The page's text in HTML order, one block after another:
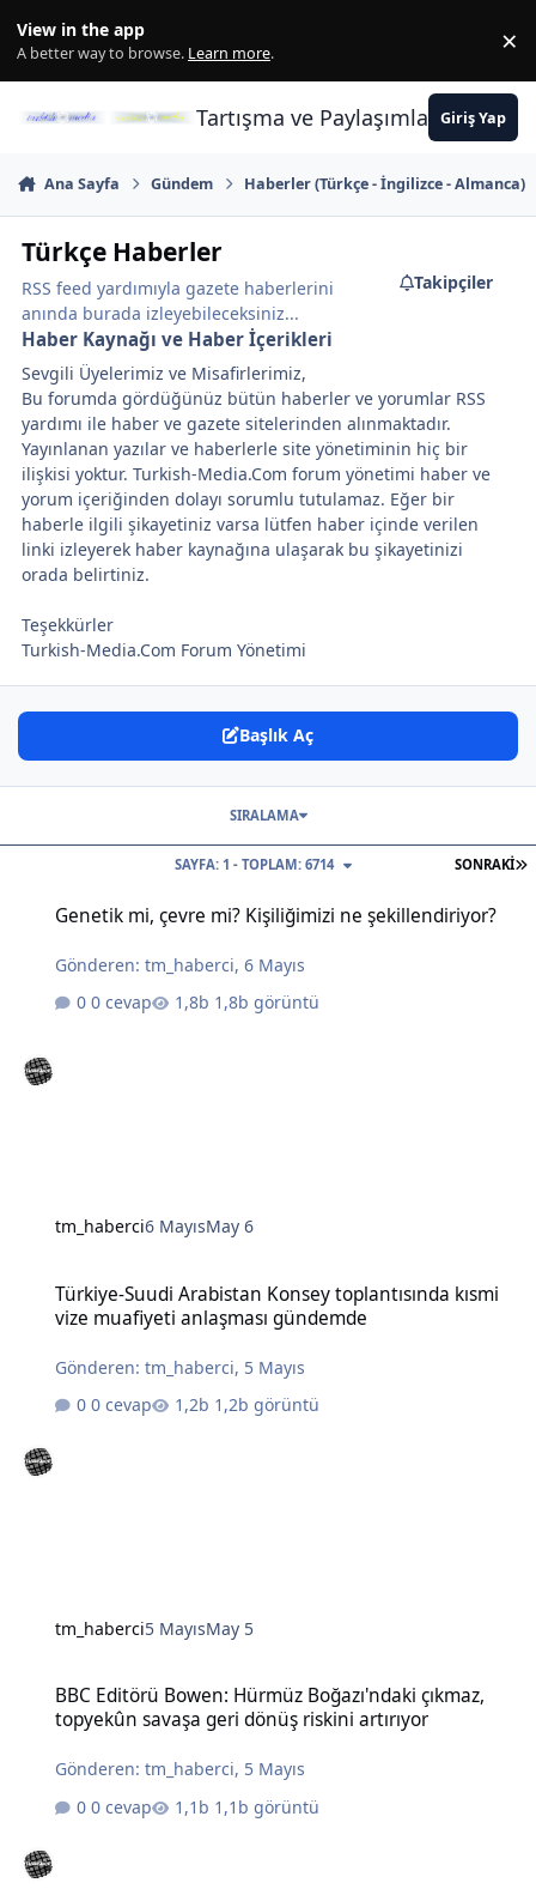
View in the app
A better way to browse. Learn more. ×
Tartışma ve PaylaşımlarınGiriş Yap
Ana Sayfa Gündem Haberler (Türkçe - İngilizce - Almanca)
Türkçe Haberler
RSS feed yardımıyla gazete haberlerini
anında burada izleyebileceksiniz...
Takipçiler
Haber Kaynağı ve Haber İçerikleri
Sevgili Üyelerimiz ve Misafirlerimiz,
Bu forumda gördüğünüz bütün haberler ve yorumlar RSS
yardımı ile haber ve gazete sitelerinden alınmaktadır.
Yayınlanan yazılar ve haberlerle site yönetiminin hiç bir
ilişkisi yoktur. Turkish-Media.Com forum yönetimi haber ve
yorum içeriğinden dolayı sorumlu tutulamaz. Eğer bir
haberle ilgili şikayetiniz varsa lütfen haber içinde verilen
linki izleyerek haber kaynağına ulaşarak bu şikayetinizi
orada belirtiniz.
Teşekkürler
Turkish-Media.Com Forum Yönetimi
Başlık Aç
SONRAKI
SAYFA: 1 - TOPLAM: 6714
SIRALAMA
Genetik mi, çevre mi? Kişiliğimizi ne şekillendiriyor?
Gönderen:tm_haberci,6 Mayıs
0 cevap
1,8b görüntü
tm_haberci6 MayısMay 6
Türkiye-Suudi Arabistan Konsey toplantısında kısmi
vize muafiyeti anlaşması gündemde
Gönderen:tm_haberci, 5 Mayıs
0 cevap
1,2b görüntü
tm_haberci5 MayısMay 5
BBC Editörü Bowen: Hürmüz Boğazı'ndaki çıkmaz,
topyekûn savaşa geri dönüş riskini artırıyor
Gönderen:tm_haberci, 5 Mayıs
0 cevap
1,1b görüntü